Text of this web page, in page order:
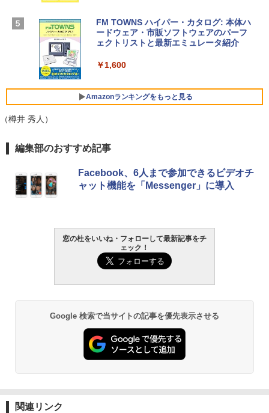
h ID - ミッドナイト
￥217,556
チ AMD Ryzen 7 170 メモリ16GB SSD 5
12GB Microsoft 365 Personal (24か月
Windows版 | Minecraft (マインクラフ
ト): Java & Bedrock Edition | オンライ
FM TOWNS ハイパー・カタログ: 本体ハ
ードウェア・市販ソフトウェアのパーフ
ェクトリストと最新エミュレータ紹介
￥1,600
Amazonランキングをもっと見る
Kindle Paperwhite シグニチャーエディ
るさ自動調整、色調調節ライト、12週間
持続バッテリー、広告なし、メタリック
ブラック
Amazon Kindle Paperwhite (16GB) 7イ
ンチディスプレイ、色調調節ライト、12
週間持続バッテリー、広告なし、ブラッ
Amazon Kindle Colorsoft | 16GBストレ
ージ、防水、7インチカラーディスプレ
イ、色調調節ライト、最大8週間持続バッ
テリー、広告無し、ブラック (2025年発
（樽井 秀人）
編集部のおすすめ記事
Facebook、6人まで参加できるビデオチ
ャット機能を「Messenger」に導入
窓の杜をいいね・フォローして最新記事をチ
ェック！
Google 検索で当サイトの記事を優先表示させる
関連リンク